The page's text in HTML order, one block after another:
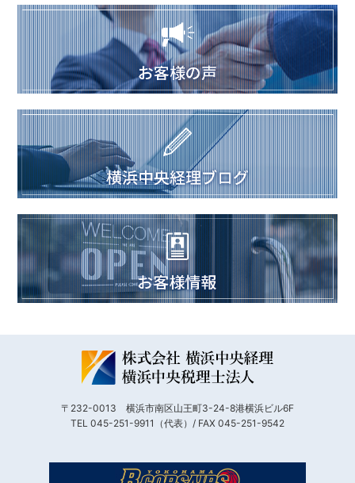
〒232-0013 横浜市南区山王町3-24-8港横浜ビル6F
TEL 045-251-9911（代表）/ FAX 045-251-9542